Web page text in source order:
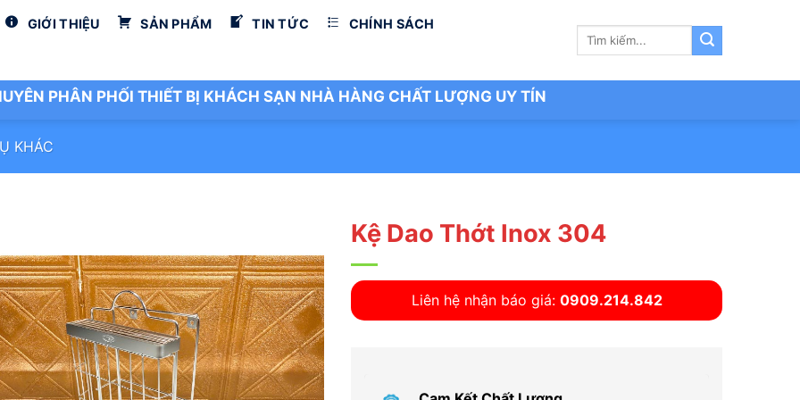
GIỚI THIỆU SẢN PHẨM TIN TỨC CHÍNH SÁCH
Tìm
PHÂN PHỐI THIẾT BỊ KHÁCH SẠN NHÀ HÀNG CHẤT LƯỢNG UY TÍN
KHÁC
Kệ Dao Thớt Inox 304
Liên hệ nhận báo giá: 0909.214.842